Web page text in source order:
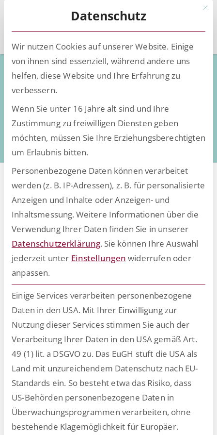
Low-Code - Deep Knowledge
Digitalisierung
daten- und dokumentenintensiver Prozesse
Alle Beiträge von Künstliche
Intelligenz
Digitale Transformation im
Personalwesen und worauf es
ankommt
Mit
Datenschutz
Wir nutzen Cookies auf unserer Website. Einige
von ihnen sind essenziell, während andere uns
helfen, diese Website und Ihre Erfahrung zu
verbessern.
Wenn Sie unter 16 Jahre alt sind und Ihre
Zustimmung zu freiwilligen Diensten geben
möchten, müssen Sie Ihre Erziehungsberechtigten
um Erlaubnis bitten.
Personenbezogene Daten können verarbeitet
werden (z. B. IP-Adressen), z. B. für personalisierte
Anzeigen und Inhalte oder Anzeigen- und
Inhaltsmessung. Weitere Informationen über die
Verwendung Ihrer Daten finden Sie in unserer
Datenschutzerklärung. Sie können Ihre Auswahl
jederzeit unter Einstellungen widerrufen oder
anpassen.
Einige Services verarbeiten personenbezogene
Daten in den USA. Mit Ihrer Einwilligung zur
Nutzung dieser Services stimmen Sie auch der
Verarbeitung Ihrer Daten in den USA gemäß Art.
49 (1) lit. a DSGVO zu. Das EuGH stuft die USA als
Land mit unzureichendem Datenschutz nach EU-
Standards ein. So besteht etwa das Risiko, dass
US-Behörden personenbezogene Daten in
Überwachungsprogrammen verarbeiten, ohne
bestehende Klagemöglichkeit für Europäer.